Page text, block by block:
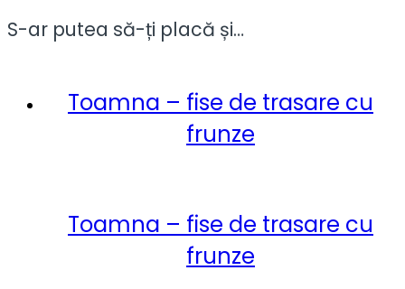
S-ar putea să-ți placă și…
Toamna – fise de trasare cu
frunze
Toamna – fise de trasare cu
frunze